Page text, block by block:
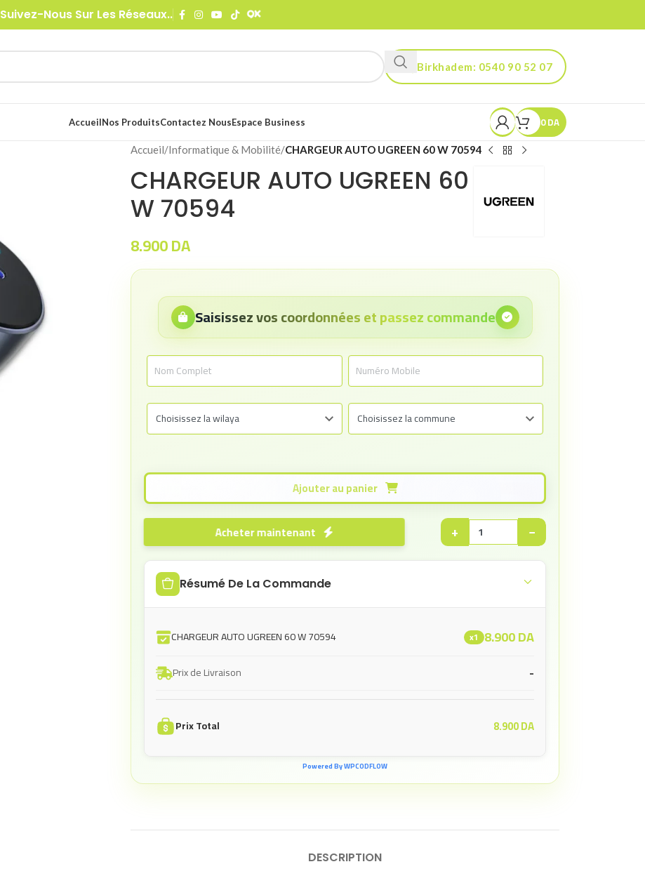
Suivez-Nous Sur Les Réseaux..
Birkhadem: 0540 90 52 07
Kouba: 0560 90 52 03
AccueilNos ProduitsContactez NousEspace Business 0DA
Accueil/Informatique & Mobilité/CHARGEUR AUTO UGREEN 60 W 70594
CHARGEUR AUTO UGREEN 60
W 70594
8.900DA
Saisissez vos coordonnées et passez commande
Ajouter au panier
−
+
Acheter maintenant
Résumé De La Commande
CHARGEUR AUTO UGREEN 60 W 70594 x1 8.900DA
Prix de Livraison -
Prix Total 8.900DA
Powered By WPCODFLOW
DESCRIPTION